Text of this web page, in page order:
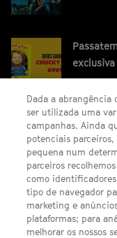
exclusiva
SEGUE-NOS
LINKS ÚTEIS
Dada a abrangência
ser utilizada uma
campanhas. Ainda
potenciais
pequena num
parceiros
como
tipo de navegador
marketing e
plataformas; para
melhorar os nossos